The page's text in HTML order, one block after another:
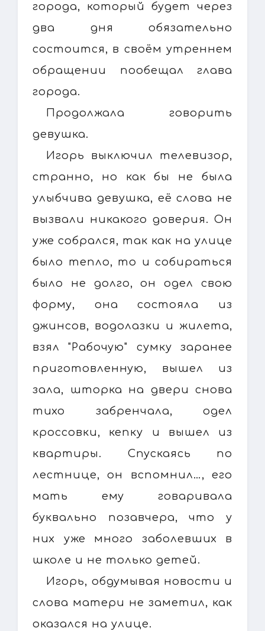
города, который будет через
два дня обязательно
состоится, в своём утреннем
обращении пообещал глава
города.
Продолжала говорить
девушка.
Игорь выключил телевизор,
странно, но как бы не была
улыбчива девушка, её слова не
вызвали никакого доверия. Он
уже собрался, так как на улице
было тепло, то и собираться
было не долго, он одел свою
форму, она состояла из
джинсов, водолазки и жилета,
взял "Рабочую" сумку заранее
приготовленную, вышел из
зала, шторка на двери снова
тихо забренчала, одел
кроссовки, кепку и вышел из
квартиры. Спускаясь по
лестнице, он вспомнил…, его
мать ему говаривала
буквально позавчера, что у
них уже много заболевших в
школе и не только детей.
Игорь, обдумывая новости и
слова матери не заметил, как
оказался на улице.